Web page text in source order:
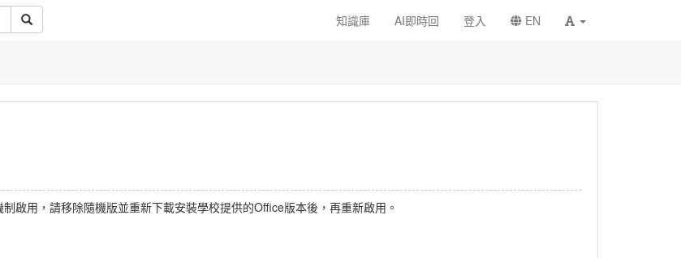
知識庫 AI即時回 登入 EN
啟用，請移除隨機版並重新下載安裝學校提供的Office版本後，再重新啟用。